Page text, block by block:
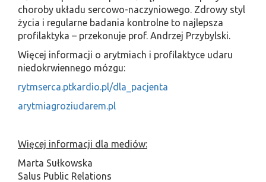
choroby układu sercowo-naczyniowego. Zdrowy styl
życia i regularne badania kontrolne to najlepsza
profilaktyka – przekonuje prof. Andrzej Przybylski.
Więcej informacji o arytmiach i profilaktyce udaru
niedokrwiennego mózgu:
rytmserca.ptkardio.pl/dla_pacjenta
arytmiagroziudarem.pl
Więcej informacji dla mediów:
Marta Sułkowska
Salus Public Relations